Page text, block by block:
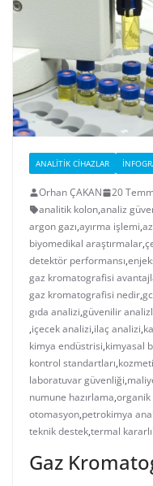
ANALITIK CIHAZLAR
Orhan ÇAKAN 20
analitik kolon,analiz
argon gazı,ayırma işlemi,
biyomedikal araştırmalar,
detektör performansı,
gaz kromatografisi
gaz kromatografisi nedir,
gıda analizi,güvenilir
,içecek analizi,ilaç analizi,
kimya endüstrisi,kimyasal
kontrol standartları,
laboratuvar güvenliği,
numune hazırlama,organik
otomasyon,petrokimya
teknik destek,termal
Gaz